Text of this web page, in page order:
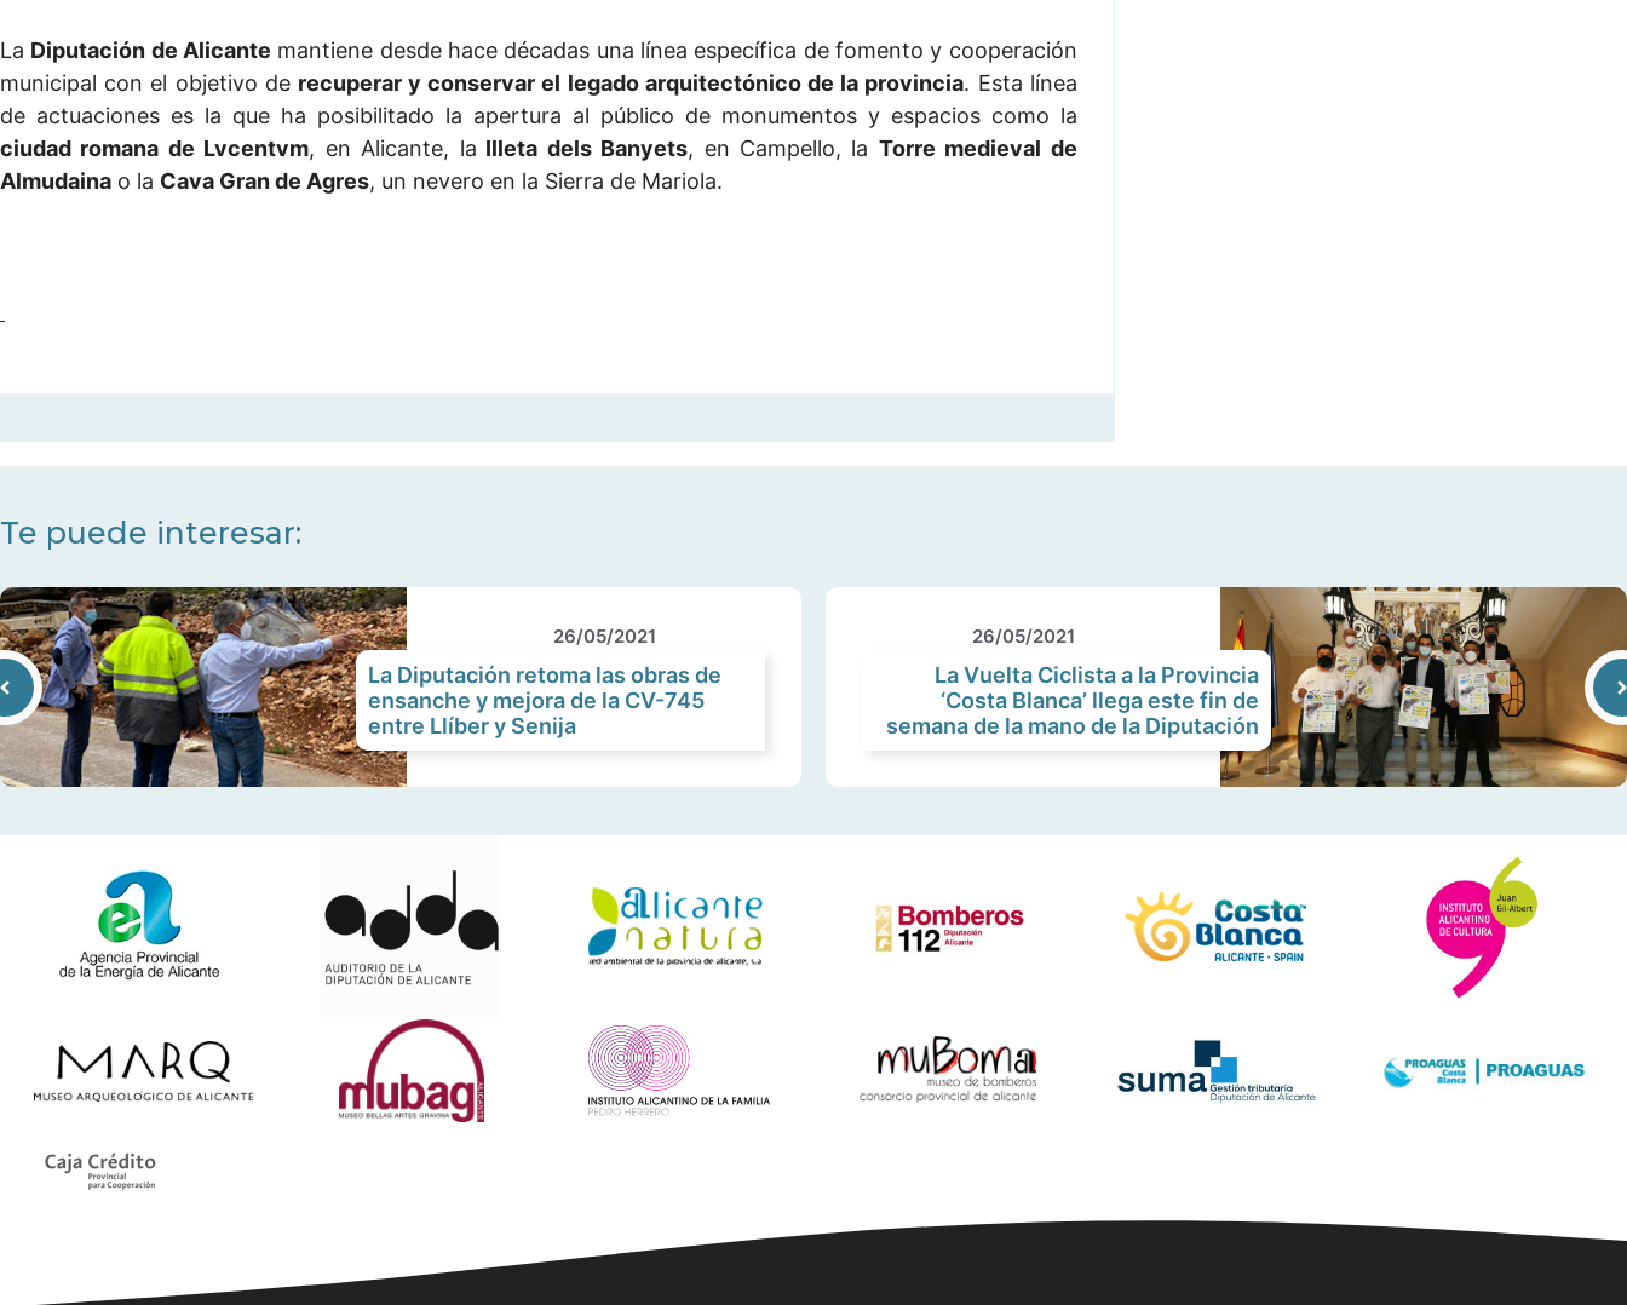
La Diputación de Alicante mantiene desde hace décadas una línea específica de fomento y cooperación
municipal con el objetivo de recuperar y conservar el legado arquitectónico de la provincia. Esta línea
de actuaciones es la que ha posibilitado la apertura al público de monumentos y espacios como la
ciudad romana de Lvcentvm, en Alicante, la Illeta dels Banyets, en Campello, la Torre medieval de
Almudaina o la Cava Gran de Agres, un nevero en la Sierra de Mariola.
Te puede interesar:
26/05/2021
La Diputación retoma las obras de
ensanche y mejora de la CV-745
entre Llíber y Senija
26/05/2021
La Vuelta Ciclista a la Provincia
‘Costa Blanca’ llega este fin de
semana de la mano de la Diputación